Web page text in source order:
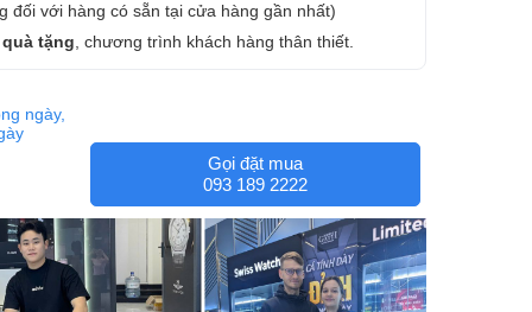
đối với hàng có sẵn tại cửa hàng gần nhất)
tặng , chương trình khách hàng thân thiết.
ngày,
Gọi đặt mua
093 189 2222